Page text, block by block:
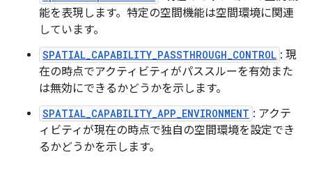
能を表現します。特定の空間機能は空間環境に関連
しています。
SPATIAL_CAPABILITY_PASSTHROUGH_CONTROL : 現
在の時点でアクティビティがパススルーを有効また
は無効にできるかどうかを示します。
SPATIAL_CAPABILITY_APP_ENVIRONMENT : アクテ
ィビティが現在の時点で独自の空間環境を設定でき
るかどうかを示します。